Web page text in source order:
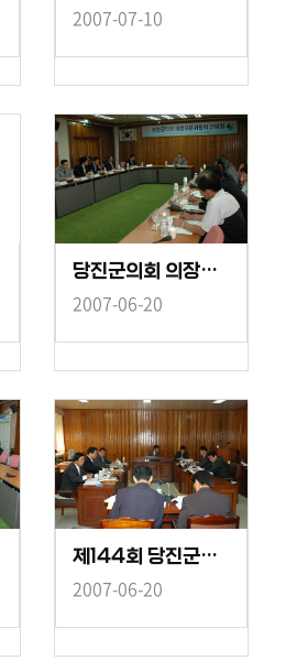
2007-07-10
당진군의회 의장자문위원회 간담회
2007-06-20
제144회 당진군의회(임시회) 산업건설위원회
2007-06-20